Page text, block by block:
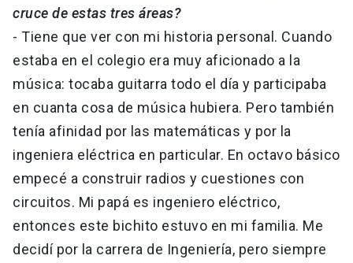
cruce de estas tres áreas?
- Tiene que ver con mi historia personal. Cuando
estaba en el colegio era muy aficionado a la
música: tocaba guitarra todo el día y participaba
en cuanta cosa de música hubiera. Pero también
tenía afinidad por las matemáticas y por la
ingeniera eléctrica en particular. En octavo básico
empecé a construir radios y cuestiones con
circuitos. Mi papá es ingeniero eléctrico,
entonces este bichito estuvo en mi familia. Me
decidí por la carrera de Ingeniería, pero siempre